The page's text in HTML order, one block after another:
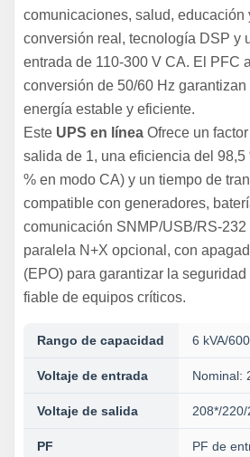
comunicaciones, salud, educación
conversión real, tecnología DSP y
entrada de 110-300 V CA. El PFC
conversión de 50/60 Hz
energía estable y eficiente.
Este UPS en línea Ofrece un
salida de 1, una eficiencia del 98,5
% en modo CA) y un tiempo de
compatible con generadores,
comunicación SNMP/USB/RS-232
paralela N+X opcional, con
(EPO) para garantizar la
fiable de equipos críticos.
Rango de capacidad 6 kVA/
Voltaje de entrada Nominal:
Voltaje de salida 208*/
PF PF de